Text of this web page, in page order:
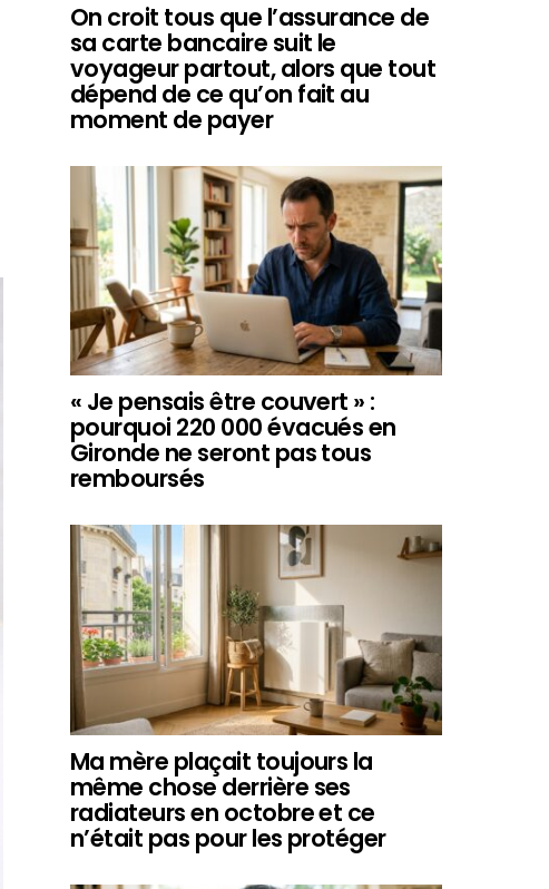
On croit tous que l’assurance de
sa carte bancaire suit le
voyageur partout, alors que tout
dépend de ce qu’on fait au
moment de payer
« Je pensais être couvert » :
pourquoi 220 000 évacués en
Gironde ne seront pas tous
remboursés
Ma mère plaçait toujours la
même chose derrière ses
radiateurs en octobre et ce
n’était pas pour les protéger